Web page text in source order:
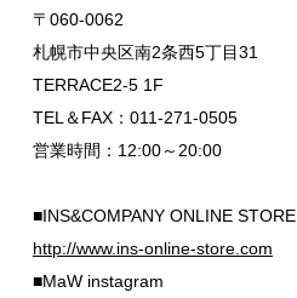
〒060-0062
札幌市中央区南2条西5丁目31
TERRACE2-5 1F
TEL＆FAX：011-271-0505
営業時間：12:00～20:00
■INS&COMPANY ONLINE STORE
http://www.ins-online-store.com
■MaW instagram